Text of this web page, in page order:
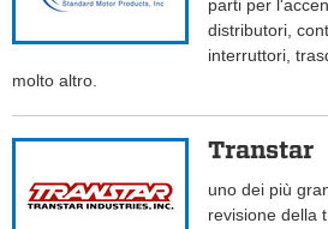
parti per
distributori,
interruttori,
molto altro.
Transtar
uno dei più
revisione della